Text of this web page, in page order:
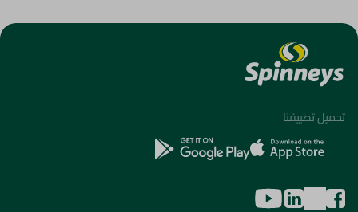
تحميل تطبيقنا